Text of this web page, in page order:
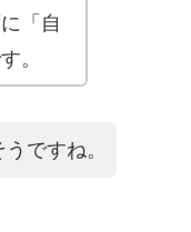
「自
。
ですね。